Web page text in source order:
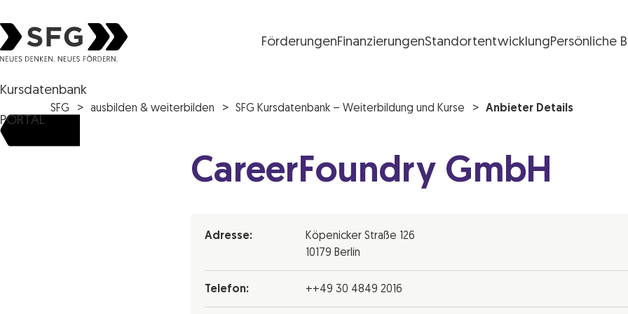
FörderungenFinanzierungenStandortentwicklungPersönliche
PORTAL
Kursdatenbank
SFG ausbilden & weiterbilden SFG Kursdatenbank – Weiterbildung und Kurse Anbieter Details
CareerFoundry GmbH
Adresse:
Köpenicker Straße 126
10179 Berlin
Telefon: ++49 30 4849 2016